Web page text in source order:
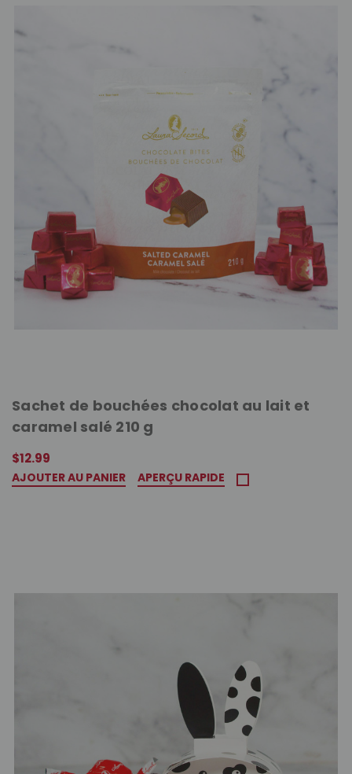
Sachet de bouchées chocolat au lait et
caramel salé 210 g
$12.99
AJOUTER AU PANIER APERÇU RAPIDE